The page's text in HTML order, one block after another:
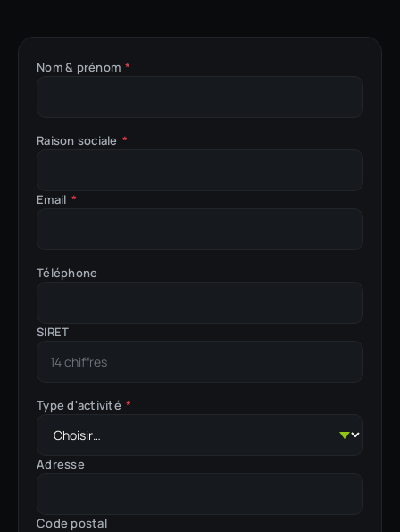
Nom & prénom *
Raison sociale *
Email *
Téléphone
SIRET
Type d'activité *
Adresse
Code postal